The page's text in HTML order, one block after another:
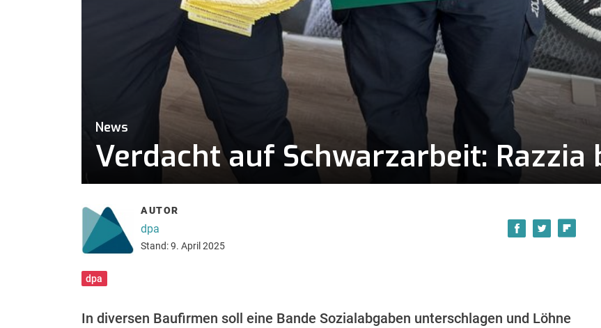
News
Verdacht auf Schwarzarbeit: Razzia
AUTOR
dpa
Stand: 9. April 2025
dpa
In diversen Baufirmen soll eine Bande Sozialabgaben unterschlagen und Löhne